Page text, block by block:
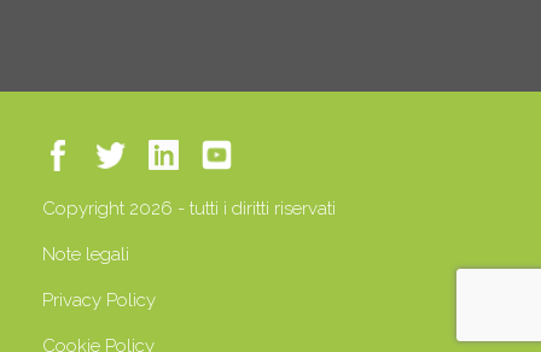
Copyright 2026 - tutti i diritti riservati
Note legali
Privacy Policy
Cookie Policy